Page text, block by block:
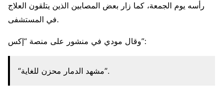
رأسه يوم الجمعة، كما زار بعض المصابين الذين يتلقون العلاج
في المستشفى.
وقال مودي في منشور على منصة “إكس”:
“مشهد الدمار محزن للغاية”.